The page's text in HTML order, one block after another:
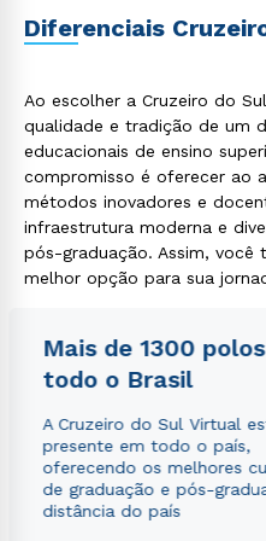
Diferenciais
Ao escolher a Cruzeiro do
qualidade e tradição de um
educacionais de ensino
compromisso é oferecer ao
métodos inovadores e
infraestrutura moderna e
pós-graduação. Assim, você
melhor opção para sua
Mais de 1300
todo o Brasil
A Cruzeiro do Sul Virtual
presente em todo o país,
oferecendo os melhores
de graduação e pós-
distância do país
autorizo que meus dados
envio de conteúdos da